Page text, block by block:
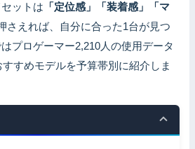
ットは 「定位感」「装着感」「マ
さえれば、自分に合った1台が見つ
プロゲーマー2,210人の使用データ
すめモデルを予算帯別に紹介しま